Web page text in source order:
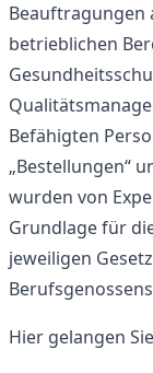
Beauftragungen
betrieblichen
Befähigten
„Bestellungen“
wurden von
Grundlage für
jeweiligen
Hier gelangen